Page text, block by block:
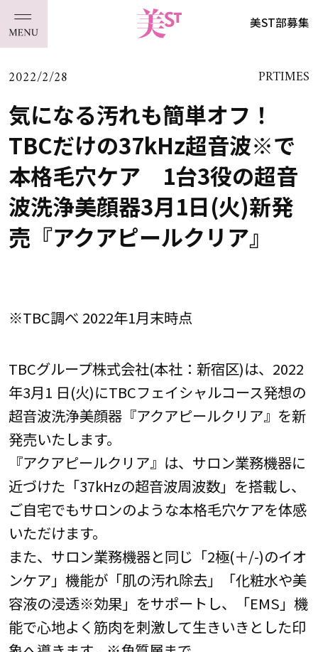
美ST部募集
2022/2/28 PRTIMES
気になる汚れも簡単オフ！
TBCだけの37kHz超音波※で
本格毛穴ケア 1台3役の超音
波洗浄美顔器3月1日(火)新発
売『アクアピールクリア』
※TBC調べ 2022年1月末時点
TBCグループ株式会社(本社：新宿区)は、2022
年3月1 日(火)にTBCフェイシャルコース発想の
超音波洗浄美顔器『アクアピールクリア』を新
発売いたします。
『アクアピールクリア』は、サロン業務機器に
近づけた「37kHzの超音波周波数」を搭載し、
ご自宅でもサロンのような本格毛穴ケアを体感
いただけます。
また、サロン業務機器と同じ「2極(＋/-)のイオ
ンケア」機能が「肌の汚れ除去」「化粧水や美
容液の浸透※効果」をサポートし、「EMS」機
能で心地よく筋肉を刺激して生きいきとした印